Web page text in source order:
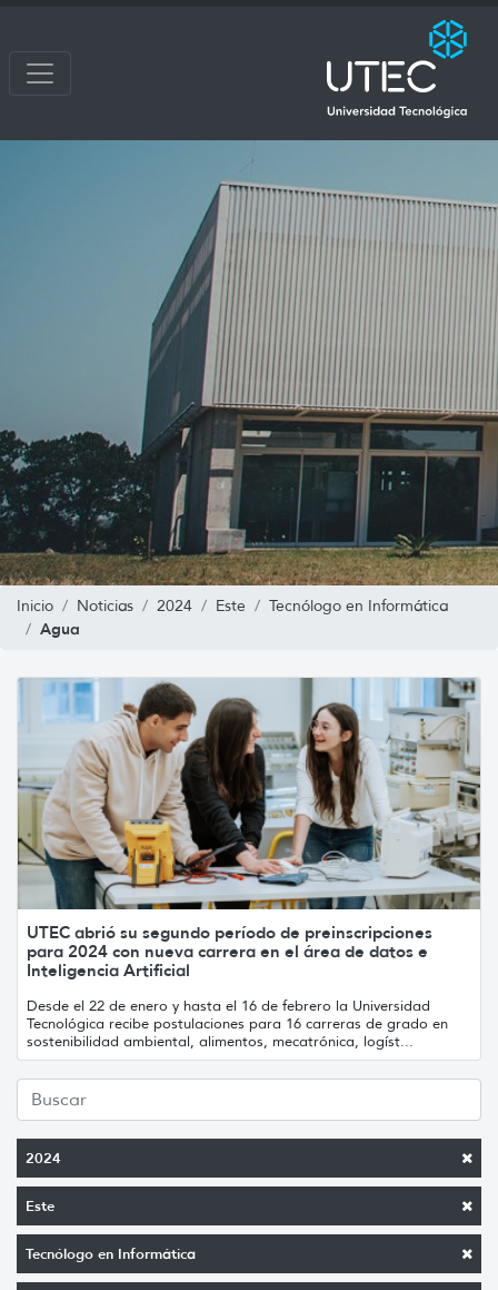
Inicio Noticias 2024 Este Tecnólogo en Informática
Agua
2024
Este
Tecnólogo en Informática
UTEC abrió su segundo período de preinscripciones
para 2024 con nueva carrera en el área de datos e
Inteligencia Artificial
Desde el 22 de enero y hasta el 16 de febrero la Universidad
Tecnológica recibe postulaciones para 16 carreras de grado en
sostenibilidad ambiental, alimentos, mecatrónica, logíst...